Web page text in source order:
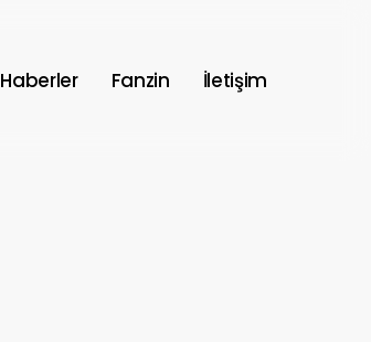
Haberler Fanzin İletişim